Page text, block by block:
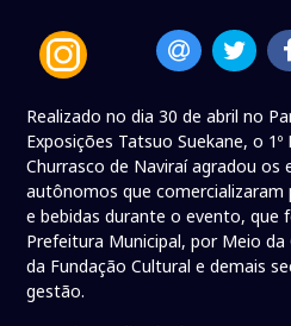
Realizado no dia 30 de abril no
Exposições Tatsuo Suekane, o 1º
Churrasco de Naviraí agradou os
autônomos que comercializaram
e bebidas durante o evento, que
Prefeitura Municipal, por Meio da
da Fundação Cultural e demais
gestão.